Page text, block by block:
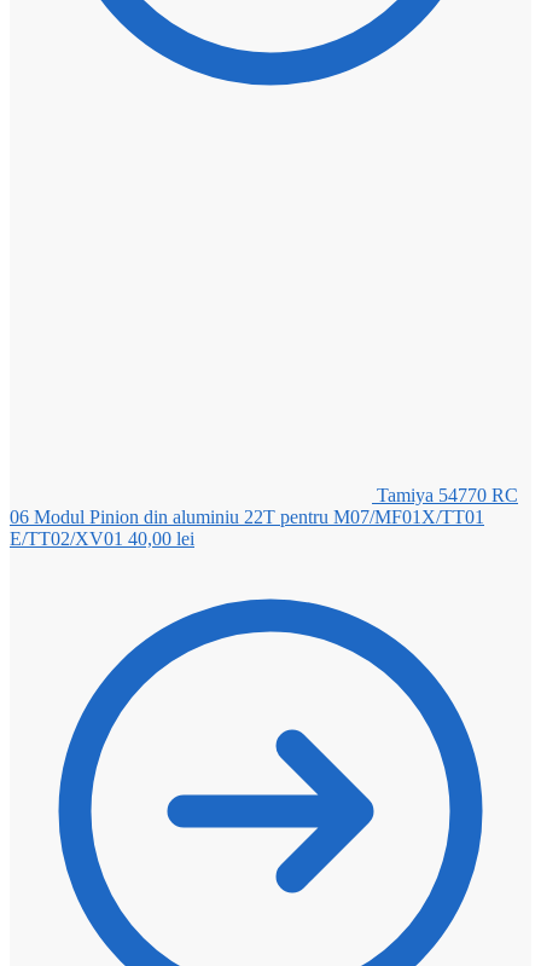
Tamiya 54770 RC
06 Modul Pinion din aluminiu 22T pentru M07/MF01X/TT01
E/TT02/XV01 40,00 lei